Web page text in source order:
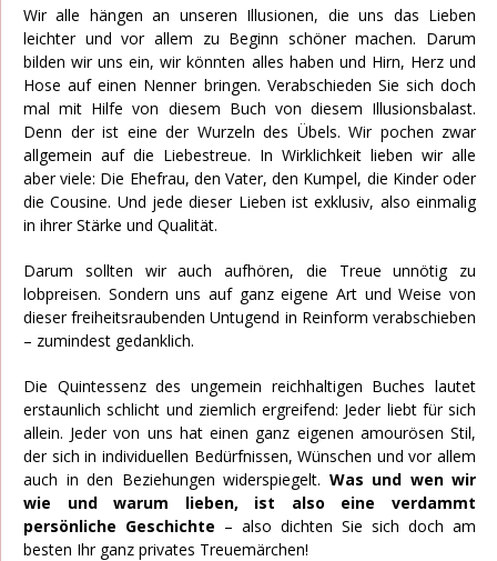
Wir alle hängen an unseren Illusionen, die uns das Lieben
leichter und vor allem zu Beginn schöner machen. Darum
bilden wir uns ein, wir könnten alles haben und Hirn, Herz und
Hose auf einen Nenner bringen. Verabschieden Sie sich doch
mal mit Hilfe von diesem Buch von diesem Illusionsbalast.
Denn der ist eine der Wurzeln des Übels. Wir pochen zwar
allgemein auf die Liebestreue. In Wirklichkeit lieben wir alle
aber viele: Die Ehefrau, den Vater, den Kumpel, die Kinder oder
die Cousine. Und jede dieser Lieben ist exklusiv, also einmalig
in ihrer Stärke und Qualität.
Darum sollten wir auch aufhören, die Treue unnötig zu
lobpreisen. Sondern uns auf ganz eigene Art und Weise von
dieser freiheitsraubenden Untugend in Reinform verabschieben
– zumindest gedanklich.
Die Quintessenz des ungemein reichhaltigen Buches lautet
erstaunlich schlicht und ziemlich ergreifend: Jeder liebt für sich
allein. Jeder von uns hat einen ganz eigenen amourösen Stil,
der sich in individuellen Bedürfnissen, Wünschen und vor allem
auch in den Beziehungen widerspiegelt. Was und wen wir
wie und warum lieben, ist also eine verdammt
persönliche Geschichte – also dichten Sie sich doch am
besten Ihr ganz privates Treuemärchen!